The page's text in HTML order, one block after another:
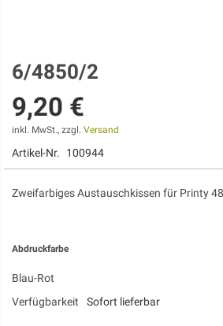
Zum
Anfang
der
Bildgalerie
springen
6/4850/2
9,20 €
inkl. MwSt., zzgl. Versand
Artikel-Nr. 100944
Zweifarbiges Austauschkissen für Printy
Abdruckfarbe
Blau-Rot
Verfügbarkeit
Sofort lieferbar